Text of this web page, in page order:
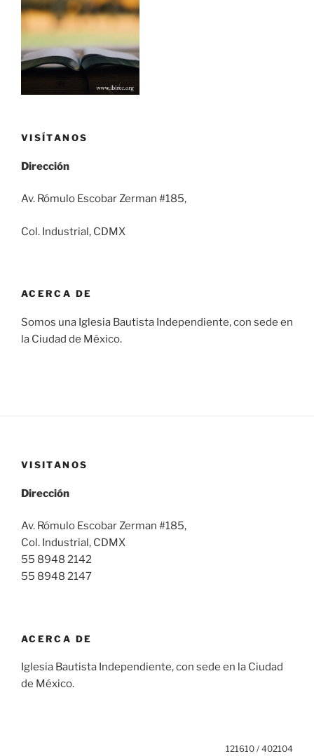
VISÍTANOS
Dirección
Av. Rómulo Escobar Zerman #185,
Col. Industrial, CDMX
ACERCA DE
Somos una Iglesia Bautista Independiente, con sede en
la Ciudad de México.
VISITANOS
Dirección
Av. Rómulo Escobar Zerman #185,
Col. Industrial, CDMX
55 8948 2142
55 8948 2147
ACERCA DE
Iglesia Bautista Independiente, con sede en la Ciudad
de México.
121610 / 402104